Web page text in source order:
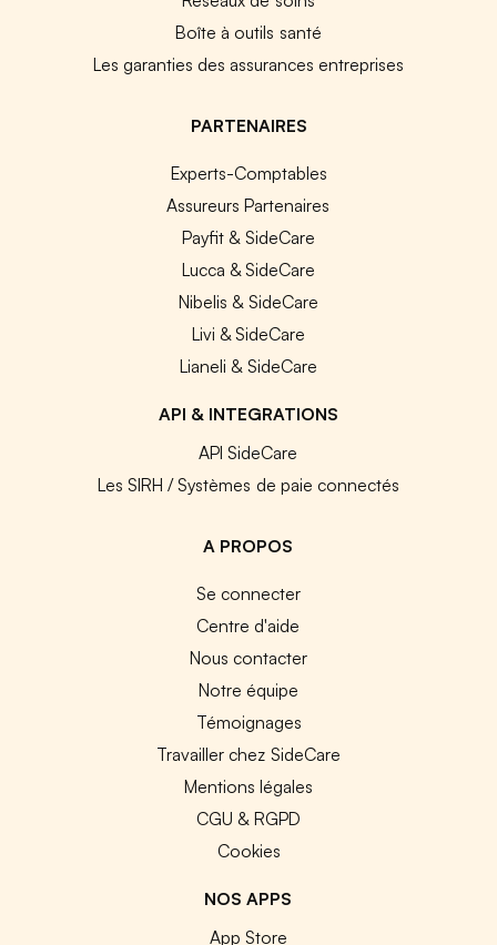
Boîte à outils santé
Les garanties des assurances entreprises
PARTENAIRES
Experts-Comptables
Assureurs Partenaires
Payfit & SideCare
Lucca & SideCare
Nibelis & SideCare
Livi & SideCare
Lianeli & SideCare
API & INTEGRATIONS
API SideCare
Les SIRH / Systèmes de paie connectés
A PROPOS
Se connecter
Centre d'aide
Nous contacter
Notre équipe
Témoignages
Travailler chez SideCare
Mentions légales
CGU & RGPD
Cookies
NOS APPS
App Store